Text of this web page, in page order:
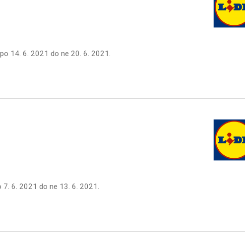
po 14. 6. 2021 do ne 20. 6. 2021 .
7. 6. 2021 do ne 13. 6. 2021 .